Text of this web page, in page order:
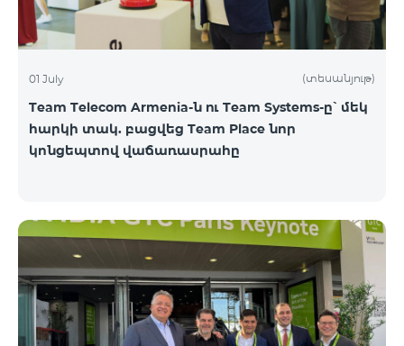
01 July (տեսանյութ)
Team Telecom Armenia-ն ու Team Systems-ը՝ մեկ
հարկի տակ. բացվեց Team Place նոր
կոնցեպտով վաճառասրահը